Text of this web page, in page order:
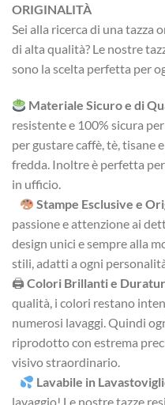
ORIGINALITÀ
Sei alla ricerca di una tazza
di alta qualità? Le nostre
sono la scelta perfetta per
Materiale Sicuro e di
resistente e 100% sicura
per gustare caffè, tè, tisane
fredda. Inoltre è perfetta per
in ufficio.
Stampe Esclusive e
passione e attenzione ai
design unici e sempre alla
stili, adatti a ogni
🖨 Colori Brillanti e
qualità, i colori restano
numerosi lavaggi. Quindi
riprodotto con estrema
visivo straordinario.
Lavabile in
lavaggio! Le nostre tazze